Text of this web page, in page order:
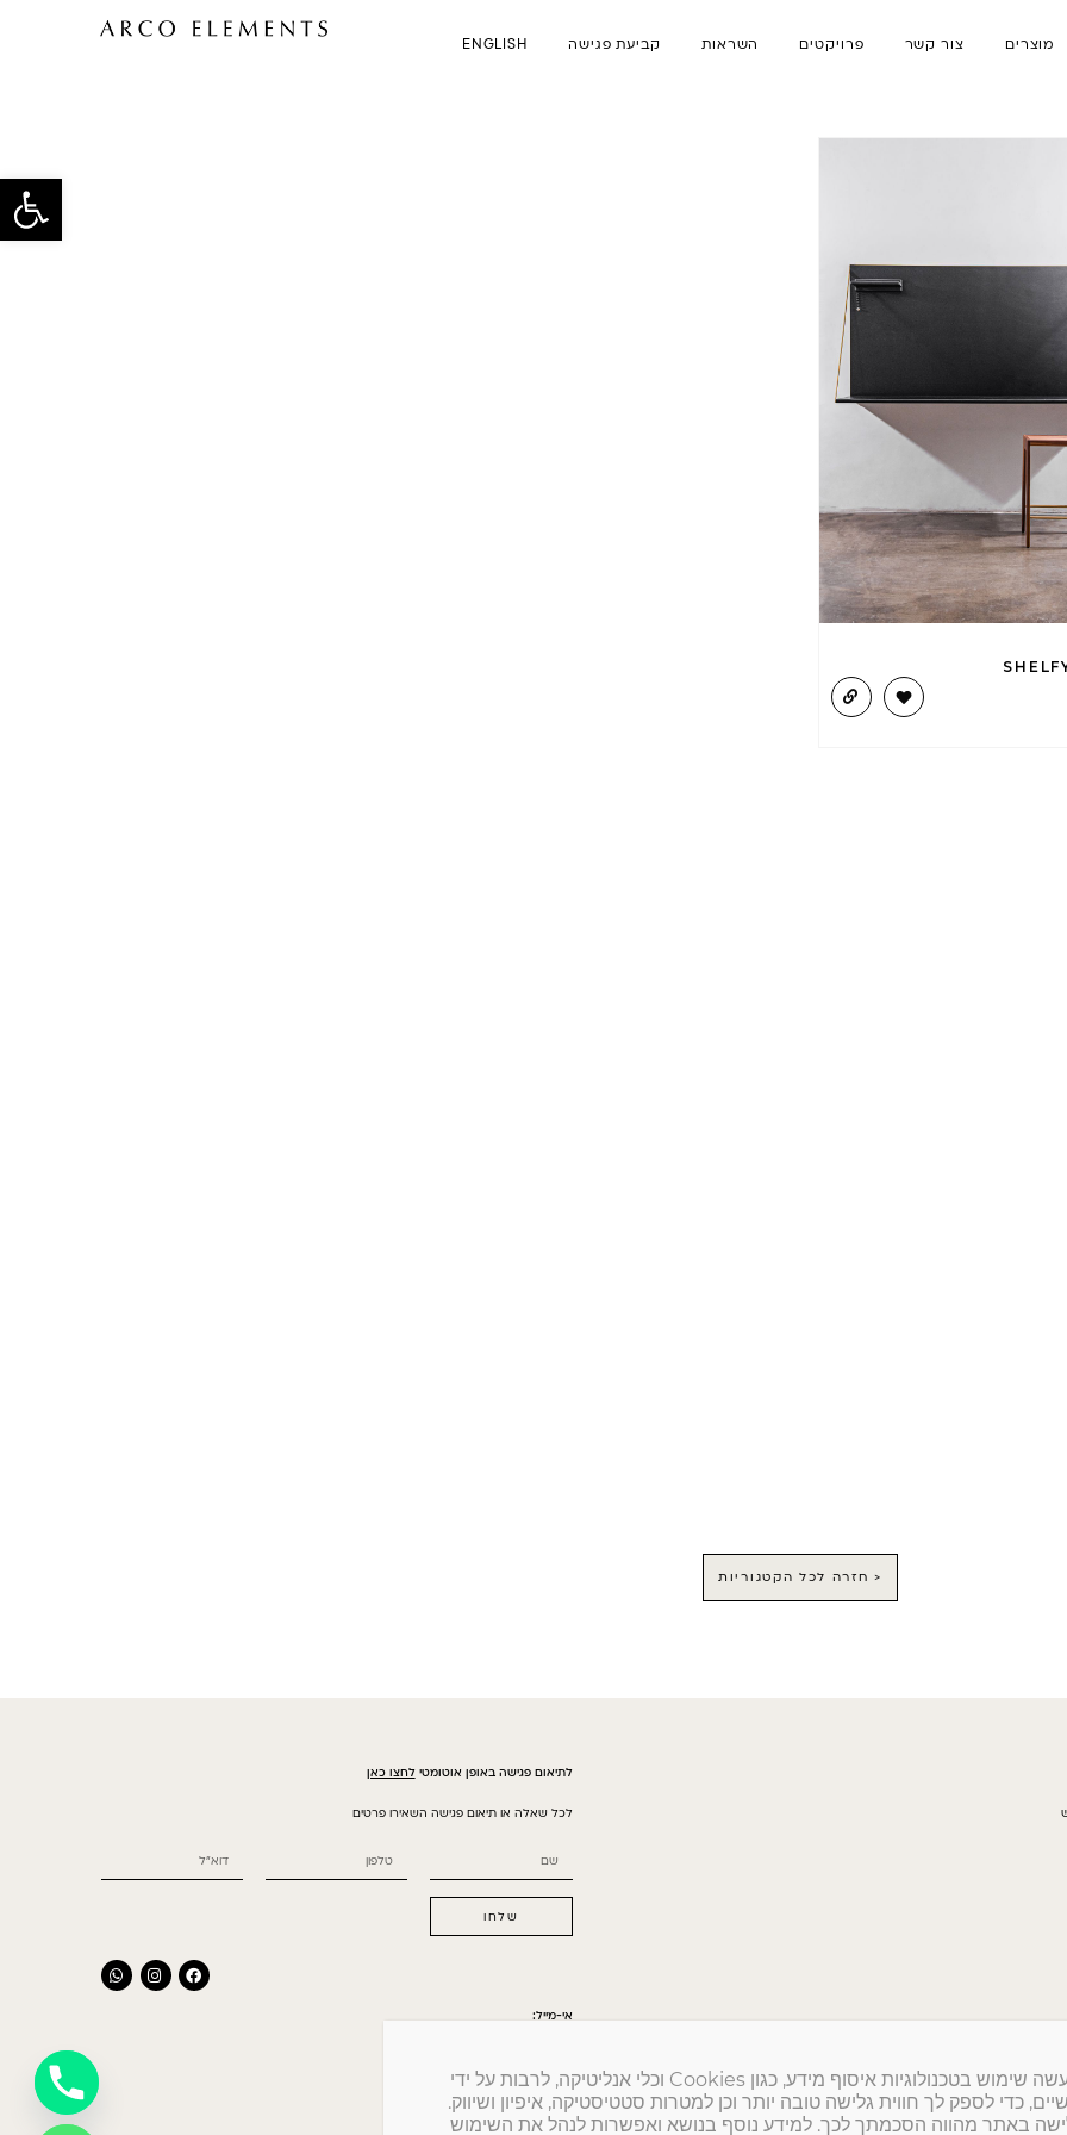
מוצרים צור קשר פרויקטים השראות קביעת פגישה ENGLISH
< חזרה לכל הקטגוריות
לתיאום פגישה באופן אוטומטילחצו כאן
לכל שאלה או תיאום פגישה השאירו פרטים
שלחו
אי-מייל:
באתר זה נעשה שימוש בטכנולוגיות איסוף מידע, כגון Cookies וכלי אנליטיקה, לרבות על ידי
כדי לספק לך חווית גלישה טובה יותר וכן למטרות סטטיסטיקה, איפיון ושיווק.
באתר מהווה הסכמתך לכך. למידע נוסף בנושא ואפשרות לנהל את השימוש